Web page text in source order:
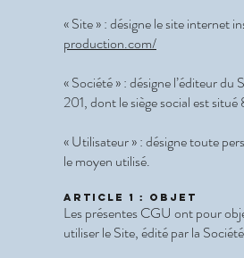
« Site » : désigne le site
production.com/
« Société » : désigne l’éditeur
201, dont le siège social est
« Utilisateur » : désigne toute
le moyen utilisé.
Article 1 : Objet
Les présentes CGU ont pour
utiliser le Site, édité par la